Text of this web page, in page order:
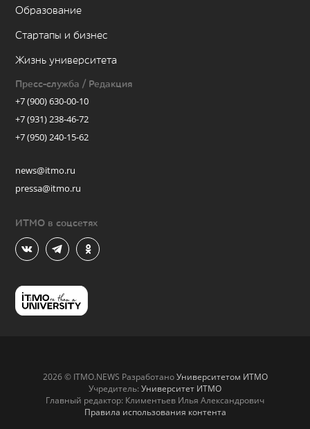
Образование
Стартапы и бизнес
Жизнь университета
Пресс-служба / Редакция
+7 (900) 630-00-10
+7 (931) 238-46-72
+7 (950) 240-15-62
news@itmo.ru
pressa@itmo.ru
ИТМО в соцсетях
2026 © ITMO.NEWS РазработаноУниверситетом ИТМО
Учредитель: Университет ИТМО
Главный редактор: Климентьев Илья Александрович
Правила использования контента